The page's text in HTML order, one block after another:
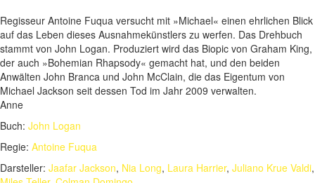
Regisseur Antoine Fuqua versucht mit »Michael« einen ehrlichen Blick
auf das Leben dieses Ausnahmekünstlers zu werfen. Das Drehbuch
stammt von John Logan. Produziert wird das Biopic von Graham King,
der auch »Bohemian Rhapsody« gemacht hat, und den beiden
Anwälten John Branca und John McClain, die das Eigentum von
Michael Jackson seit dessen Tod im Jahr 2009 verwalten.
Anne
Buch: John Logan
Regie: Antoine Fuqua
Darsteller: Jaafar Jackson, Nia Long, Laura Harrier, Juliano Krue Valdi,